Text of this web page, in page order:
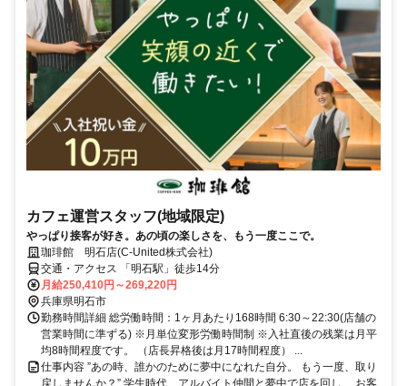
カフェ運営スタッフ(地域限定)
やっぱり接客が好き。あの頃の楽しさを、もう一度ここで。
珈琲館 明石店(C-United株式会社)
交通・アクセス 「明石駅」徒歩14分
月給250,410円～269,220円
兵庫県明石市
勤務時間詳細 総労働時間：1ヶ月あたり168時間 6:30～22:30(店舗の
営業時間に準ずる) ※月単位変形労働時間制 ※入社直後の残業は月平
均8時間程度です。 （店長昇格後は月17時間程度） ...
仕事内容 ”あの時、誰かのために夢中になれた自分。 もう一度、取り